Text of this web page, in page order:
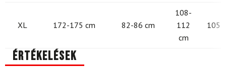
XL 172-175 cm 82-86 cm
108-
112
cm
105
Értékelések